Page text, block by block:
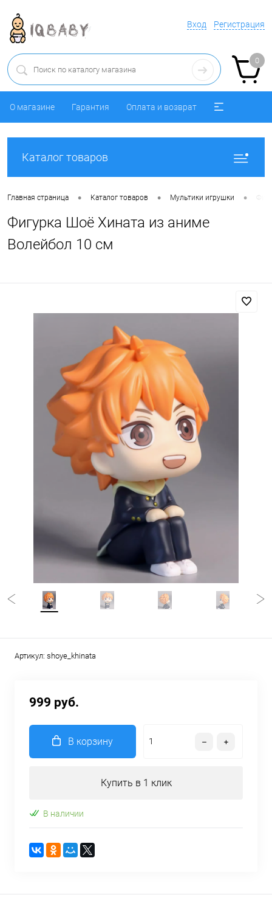
Вход Регистрация
0
О магазине Гарантия Оплата и возврат
Каталог товаров
Главная страница • Каталог товаров • Мультики игрушки •
Фигурка Шоё Хината из аниме
Волейбол 10 см
Артикул: shoye_khinata
999 руб.
В корзину
Купить в 1 клик
В наличии